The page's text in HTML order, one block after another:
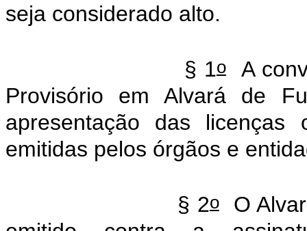
seja considerado alto.
§ 1oA
Provisório em Alvará de
apresentação das licenças
emitidas pelos órgãos e
§ 2oO